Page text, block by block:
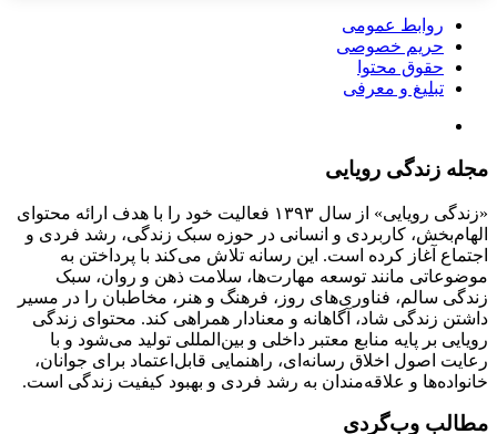
روابط عمومی
حریم خصوصی
حقوق محتوا
تبلیغ و معرفی
مجله زندگی رویایی
«زندگی رویایی» از سال ۱۳۹۳ فعالیت خود را با هدف ارائه محتوای
الهام‌بخش، کاربردی و انسانی در حوزه سبک زندگی، رشد فردی و
اجتماع آغاز کرده است. این رسانه تلاش می‌کند با پرداختن به
موضوعاتی مانند توسعه مهارت‌ها، سلامت ذهن و روان، سبک
زندگی سالم، فناوری‌های روز، فرهنگ و هنر، مخاطبان را در مسیر
داشتن زندگی شاد، آگاهانه و معنادار همراهی کند. محتوای زندگی
رویایی بر پایه منابع معتبر داخلی و بین‌المللی تولید می‌شود و با
رعایت اصول اخلاق رسانه‌ای، راهنمایی قابل‌اعتماد برای جوانان،
خانواده‌ها و علاقه‌مندان به رشد فردی و بهبود کیفیت زندگی است.
مطالب وب‌گردی